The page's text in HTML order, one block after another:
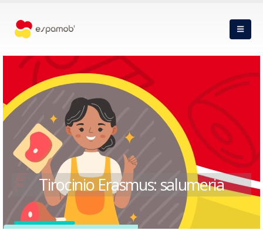
Tirocinio Erasmus: salumeria